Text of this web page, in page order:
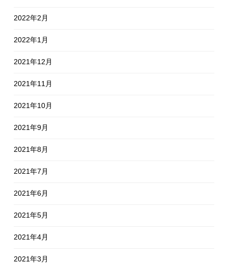
2022年2月
2022年1月
2021年12月
2021年11月
2021年10月
2021年9月
2021年8月
2021年7月
2021年6月
2021年5月
2021年4月
2021年3月